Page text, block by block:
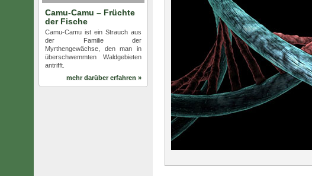
Camu-Camu – Früchte
der Fische
Camu-Camu ist ein Strauch aus
der Familie der
Myrthengewächse, den man in
überschwemmten Waldgebieten
antrifft.
mehr darüber erfahren »